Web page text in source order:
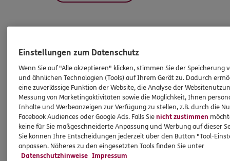
Zahnversicherungen
Kfz-Versicherung
Krankenversicherung
Versicherungen für den privaten Bedarf
Versicherungen für Geschäftskunden
Einstellungen zum Datenschutz
Wenn Sie auf "Alle akzeptieren" klicken, stimmen Sie der Speicherung
und ähnlichen Technologien (Tools) auf Ihrem Gerät zu. Dadurch
eine zuverlässige Funktion der Website, die Analyse der
Messung von Marketingaktivitäten sowie die Möglichkeit, Ihnen
Inhalte und Werbeanzeigen zur Verfügung zu stellen, z.B. durch die
Facebook Audiences oder Google Ads. Falls Sienicht zustimmen
keine für Sie maßgeschneiderte Anpassung und Werbung auf dieser
Sie können Ihre Entscheidungen jederzeit über den Button "Tool-
anpassen. Näheres zu den eingesetzten Tools finden Sie unter
Datenschutzhinweise Impressum